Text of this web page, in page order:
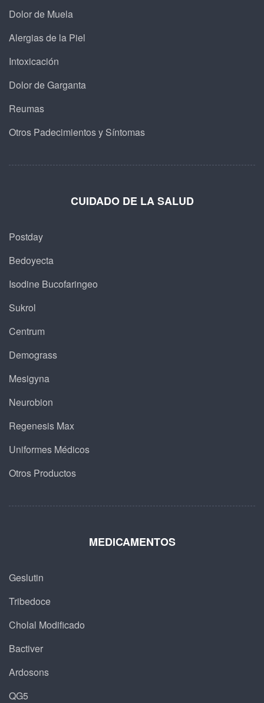
Dolor de Muela
Alergias de la Piel
Intoxicación
Dolor de Garganta
Reumas
Otros Padecimientos y Síntomas
CUIDADO DE LA SALUD
Postday
Bedoyecta
Isodine Bucofaringeo
Sukrol
Centrum
Demograss
Mesigyna
Neurobion
Regenesis Max
Uniformes Médicos
Otros Productos
MEDICAMENTOS
Geslutin
Tribedoce
Cholal Modificado
Bactiver
Ardosons
QG5